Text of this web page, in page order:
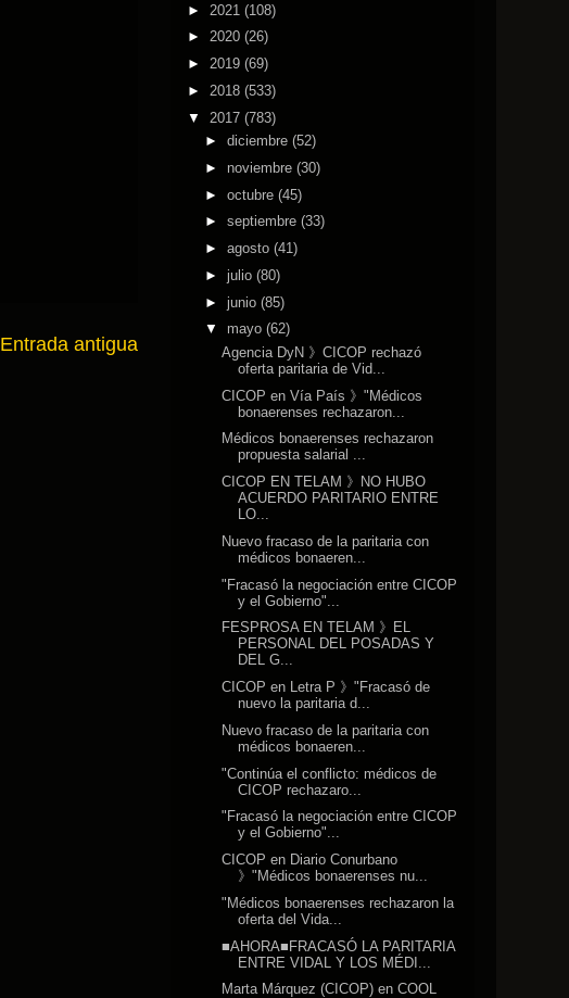
Entrada antigua
► 2021 (108)
► 2020 (26)
► 2019 (69)
► 2018 (533)
▼ 2017 (783)
► diciembre (52)
► noviembre (30)
► octubre (45)
► septiembre (33)
► agosto (41)
► julio (80)
► junio (85)
▼ mayo (62)
Agencia DyN 》CICOP rechazó
oferta paritaria de Vid...
CICOP en Vía País 》"Médicos
bonaerenses rechazaron...
Médicos bonaerenses rechazaron
propuesta salarial ...
CICOP EN TELAM 》NO HUBO
ACUERDO PARITARIO ENTRE
LO...
Nuevo fracaso de la paritaria con
médicos bonaeren...
"Fracasó la negociación entre CICOP
y el Gobierno"...
FESPROSA EN TELAM 》EL
PERSONAL DEL POSADAS Y
DEL G...
CICOP en Letra P 》"Fracasó de
nuevo la paritaria d...
Nuevo fracaso de la paritaria con
médicos bonaeren...
"Continúa el conflicto: médicos de
CICOP rechazaro...
"Fracasó la negociación entre CICOP
y el Gobierno"...
CICOP en Diario Conurbano
》"Médicos bonaerenses nu...
"Médicos bonaerenses rechazaron la
oferta del Vida...
■AHORA■FRACASÓ LA PARITARIA
ENTRE VIDAL Y LOS MÉDI...
Marta Márquez (CICOP) en COOL